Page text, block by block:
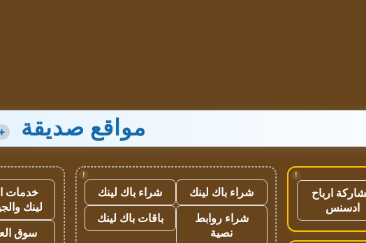
مواقع صديقة
!
ارباح
ادسنس
!
شراء باك لينك
شراء باك لينك
شراء روابط
نصية
باقات باك لينك
خدمات
لينك
سوق